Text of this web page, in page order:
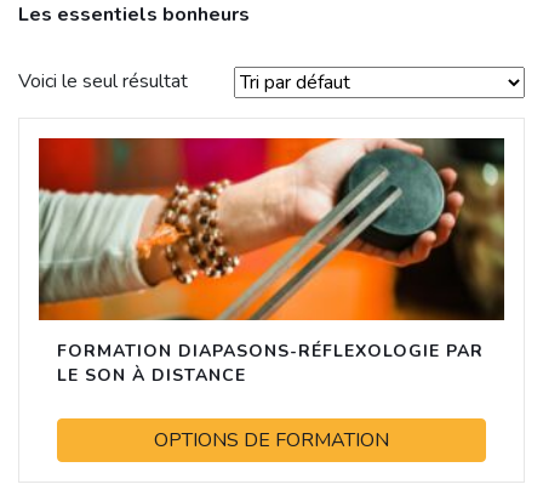
Les essentiels bonheurs
Voici le seul résultat
FORMATION DIAPASONS-RÉFLEXOLOGIE PAR
LE SON À DISTANCE
OPTIONS DE FORMATION